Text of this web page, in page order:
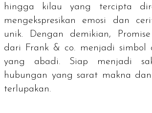
hingga kilau yang tercipta
mengekspresikan emosi dan
unik. Dengan demikian,
dari Frank & co. menjadi simbol
yang abadi. Siap menjadi
hubungan yang sarat makna
terlupakan.